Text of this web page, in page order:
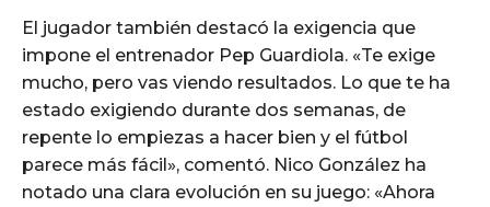
El jugador también destacó la exigencia que
impone el entrenador Pep Guardiola. «Te exige
mucho, pero vas viendo resultados. Lo que te ha
estado exigiendo durante dos semanas, de
repente lo empiezas a hacer bien y el fútbol
parece más fácil», comentó. Nico González ha
notado una clara evolución en su juego: «Ahora